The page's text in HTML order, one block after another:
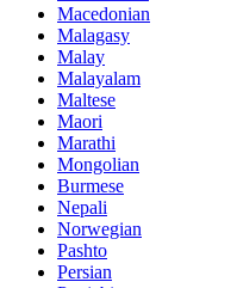
Macedonian
Malagasy
Malay
Malayalam
Maltese
Maori
Marathi
Mongolian
Burmese
Nepali
Norwegian
Pashto
Persian